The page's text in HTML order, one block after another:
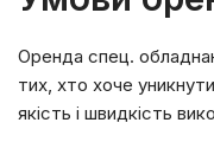
Оренда спец.
тих, хто хоче
якість і швидкість